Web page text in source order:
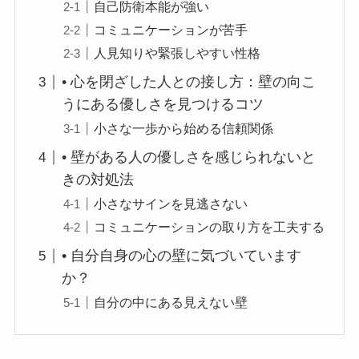
自己防衛本能が強い
コミュニケーションが苦手
人見知りや緊張しやすい性格
• 心を閉ざした人との接し方：壁の向こ
うにある優しさを見つけるコツ
小さな一歩から始める信頼関係
• 壁がある人の優しさを感じられないと
きの対処法
小さなサインを見逃さない
コミュニケーションの取り方を工夫する
• 自分自身の心の壁に気づいています
か？
自分の中にある見えない壁